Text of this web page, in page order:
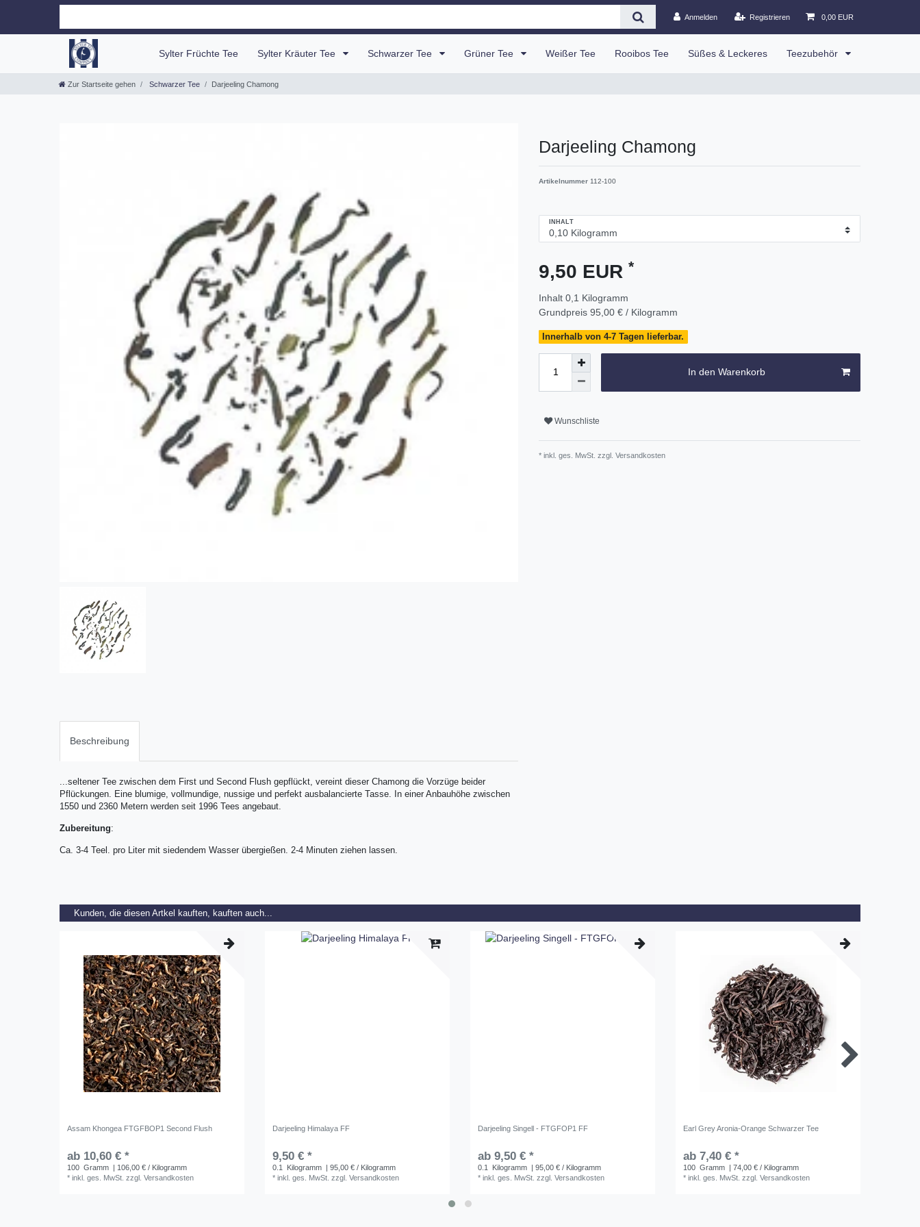
Anmelden Registrieren 0,00 EUR
Sylter Früchte Tee Sylter Kräuter Tee Schwarzer Tee Grüner Tee Weißer Tee Rooibos Tee Süßes & Leckeres Teezubehör
Zur Startseite gehen Schwarzer Tee Darjeeling Chamong
Darjeeling Chamong
Artikelnummer 112-100
INHALT
9,50 EUR *
Inhalt 0,1 Kilogramm
Grundpreis 95,00 € / Kilogramm
Innerhalb von 4-7 Tagen lieferbar.
In den Warenkorb
Wunschliste
* inkl. ges. MwSt. zzgl. Versandkosten
Beschreibung
...seltener Tee zwischen dem First und Second Flush gepflückt, vereint dieser Chamong die Vorzüge beider
Pflückungen. Eine blumige, vollmundige, nussige und perfekt ausbalancierte Tasse. In einer Anbauhöhe zwischen
1550 und 2360 Metern werden seit 1996 Tees angebaut.
Zubereitung:
Ca. 3-4 Teel. pro Liter mit siedendem Wasser übergießen. 2-4 Minuten ziehen lassen.
Kunden, die diesen Artkel kauften, kauften auch...
Assam Khongea FTGFBOP1 Second Flush
ab 10,60 € *
100 Gramm | 106,00 € / Kilogramm
*inkl. ges. MwSt. zzgl.Versandkosten
Darjeeling Himalaya FF
9,50 € *
0.1 Kilogramm | 95,00 € / Kilogramm
*inkl. ges. MwSt. zzgl.Versandkosten
Darjeeling Singell - FTGFOP1 FF
ab 9,50 € *
0.1 Kilogramm | 95,00 € / Kilogramm
*inkl. ges. MwSt. zzgl.Versandkosten
Earl Grey Aronia-Orange Schwarzer Tee
ab 7,40 € *
100 Gramm | 74,00 € / Kilogramm
*inkl. ges. MwSt. zzgl.Versandkosten